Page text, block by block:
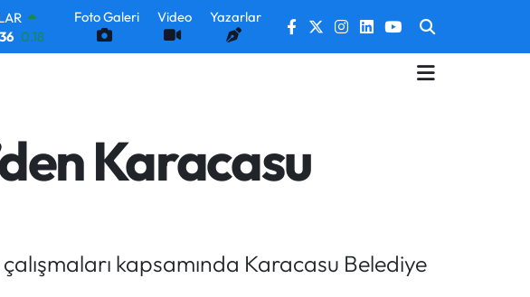
0.18
0.03
Foto Galeri Video Yazarlar
Karacasu
kapsamında Karacasu Belediye